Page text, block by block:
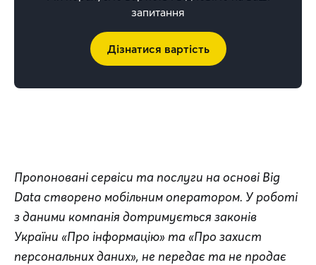
запитання
Дізнатися вартість
Пропоновані сервіси та послуги на основі Big
Data створено мобільним оператором. У роботі
з даними компанія дотримується законів
України «Про інформацію» та «Про захист
персональних даних», не передає та не продає